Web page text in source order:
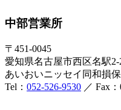
中部営業所
〒451-0045
愛知県名古屋市西区名駅2-
あいおいニッセイ同和損
Tel： 052-526-9530 ／ Fax